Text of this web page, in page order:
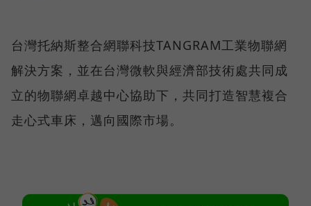
台灣托納斯整合網聯科技TANGRAM工業物聯網
解決方案，並在台灣微軟與經濟部技術處共同成
立的物聯網卓越中心協助下，共同打造智慧複合
走心式車床，邁向國際市場。